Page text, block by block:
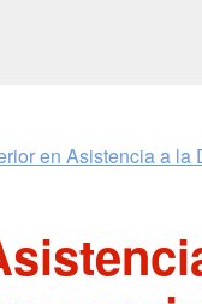
en Asistencia a la